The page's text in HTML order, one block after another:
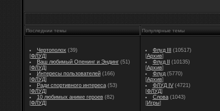
Последнии темы Популярные темы
Чертополох (39)
[ФЛУД]
Ваш любимый Опенинг и Эндинг (51)
[ФЛУД]
Интересы пользователей (166)
[ФЛУД]
Ради спортивного интереса (53)
[ФЛУД]
10 любимых аниме героев (82)
[ФЛУД]
Флуд III (10517)
[Архив]
Флуд II (10135)
[Архив]
Флуд (5770)
[Архив]
ФЛУД IV (4721)
[ФЛУД]
Слова (1043)
[Игры]